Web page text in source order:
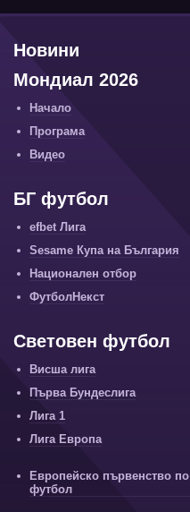
Новини
Мондиал 2026
Начало
Програма
Видео
БГ футбол
efbet Лига
Sesame Купа на България
Национален отбор
ФутболНекст
Световен футбол
Висша лига
Първа Бундеслига
Лига 1
Лига Европа
Европейско първенство по
футбол